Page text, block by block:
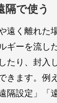
隔で使う
遠く離れた
ギーを流し
たり、封入
きます。例
隔設定」「